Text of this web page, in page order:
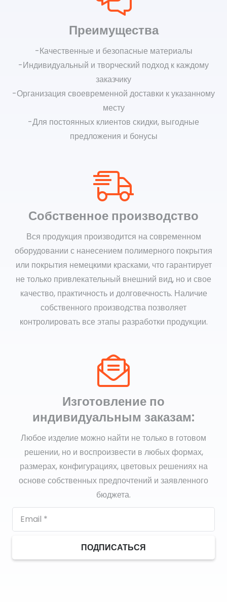
Преимущества
-Качественные и безопасные материалы
-Индивидуальный и творческий подход к каждому
заказчику
-Организация своевременной доставки к указанному
месту
-Для постоянных клиентов скидки, выгодные
предложения и бонусы
Собственное производство
Вся продукция производится на современном
оборудовании с нанесением полимерного покрытия
или покрытия немецкими красками, что гарантирует
не только привлекательный внешний вид, но и свое
качество, практичность и долговечность. Наличие
собственного производства позволяет
контролировать все этапы разработки продукции.
Изготовление по
индивидуальным заказам:
Любое изделие можно найти не только в готовом
решении, но и воспроизвести в любых формах,
размерах, конфигурациях, цветовых решениях на
основе собственных предпочтений и заявленного
бюджета.
ПОДПИСАТЬСЯ